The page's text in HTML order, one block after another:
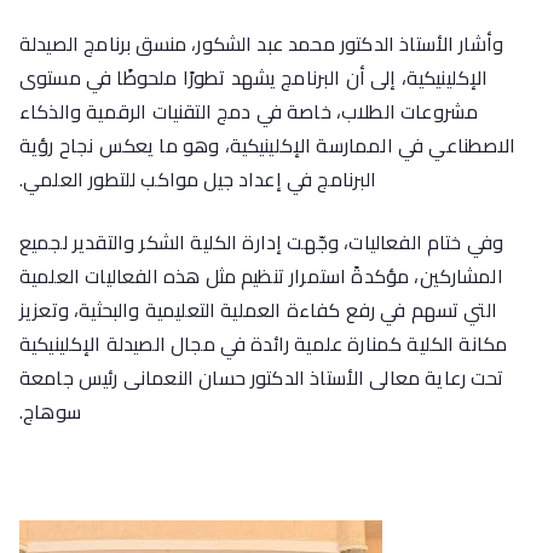
وأشار الأستاذ الدكتور محمد عبد الشكور، منسق برنامج الصيدلة
الإكلينيكية، إلى أن البرنامج يشهد تطورًا ملحوظًا في مستوى
مشروعات الطلاب، خاصة في دمج التقنيات الرقمية والذكاء
الاصطناعي في الممارسة الإكلينيكية، وهو ما يعكس نجاح رؤية
البرنامج في إعداد جيل مواكب للتطور العلمي.
وفي ختام الفعاليات، وجّهت إدارة الكلية الشكر والتقدير لجميع
المشاركين، مؤكدةً استمرار تنظيم مثل هذه الفعاليات العلمية
التي تسهم في رفع كفاءة العملية التعليمية والبحثية، وتعزيز
مكانة الكلية كمنارة علمية رائدة في مجال الصيدلة الإكلينيكية
تحت رعاية معالى الأستاذ الدكتور حسان النعمانى رئيس جامعة
سوهاج.